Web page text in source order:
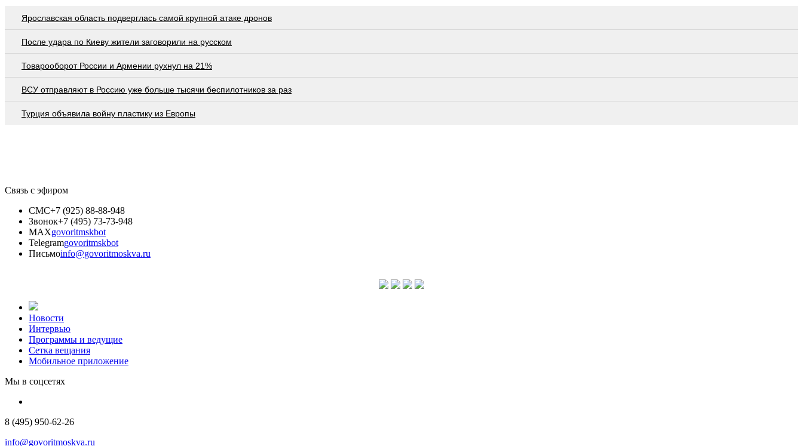
Ярославская область подверглась самой крупной атаке дронов
После удара по Киеву жители заговорили на русском
Товарооборот России и Армении рухнул на 21%
ВСУ отправляют в Россию уже больше тысячи беспилотников за раз
Турция объявила войну пластику из Европы
Связь с эфиром
СМС+7 (925) 88-88-948
Звонок+7 (495) 73-73-948
MAXgovoritmskbot
Telegramgovoritmskbot
Письмоinfo@govoritmoskva.ru
Новости
Интервью
Программы и ведущие
Сетка вещания
Мобильное приложение
Мы в соцсетях
8 (495) 950-62-26
info@govoritmoskva.ru